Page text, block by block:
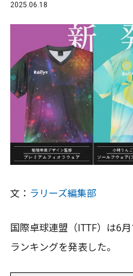
2025.06.18
文： ラリーズ編集部
国際卓球連盟（ITTF）は6
ランキングを発表した。